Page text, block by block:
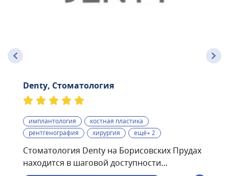
Denty, Стоматология
имплантология
костная пластика
рентгенография
хирургия ещё+ 2
Стоматология Denty на Борисовских Прудах
находится в шаговой доступности